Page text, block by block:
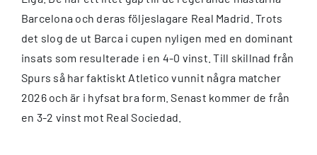
Barcelona och deras följeslagare Real Madrid. Trots
det slog de ut Barca i cupen nyligen med en dominant
insats som resulterade i en 4-0 vinst. Till skillnad från
Spurs så har faktiskt Atletico vunnit några matcher
2026 och är i hyfsat bra form. Senast kommer de från
en 3-2 vinst mot Real Sociedad.